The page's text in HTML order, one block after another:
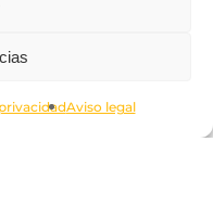
Aviso legal